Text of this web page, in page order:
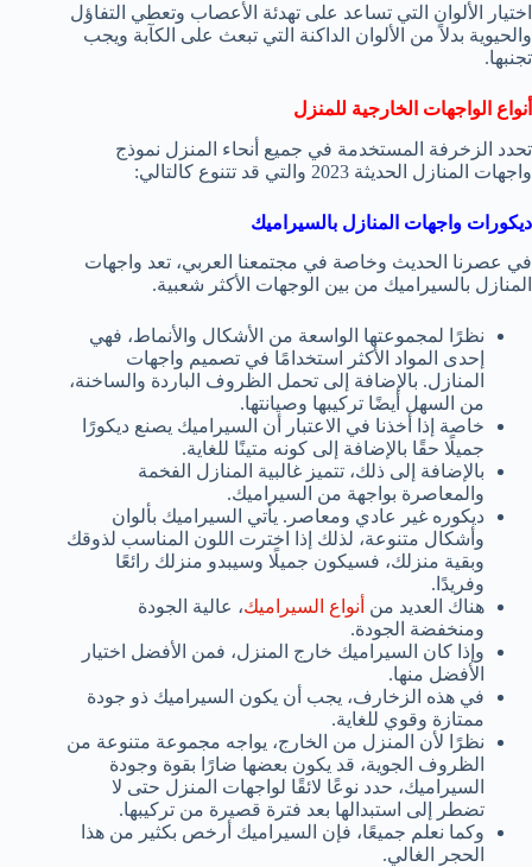
اختيار الألوان التي تساعد على تهدئة الأعصاب وتعطي التفاؤل
والحيوية بدلاً من الألوان الداكنة التي تبعث على الكآبة ويجب
تجنبها.
أنواع الواجهات الخارجية للمنزل
تحدد الزخرفة المستخدمة في جميع أنحاء المنزل نموذج
واجهات المنازل الحديثة 2023 والتي قد تتنوع كالتالي:
ديكورات واجهات المنازل بالسيراميك
في عصرنا الحديث وخاصة في مجتمعنا العربي، تعد واجهات
المنازل بالسيراميك من بين الوجهات الأكثر شعبية.
نظرًا لمجموعتها الواسعة من الأشكال والأنماط، فهي
إحدى المواد الأكثر استخدامًا في تصميم واجهات
المنازل. بالإضافة إلى تحمل الظروف الباردة والساخنة،
من السهل أيضًا تركيبها وصيانتها.
خاصة إذا أخذنا في الاعتبار أن السيراميك يصنع ديكورًا
جميلًا حقًا بالإضافة إلى كونه متينًا للغاية.
بالإضافة إلى ذلك، تتميز غالبية المنازل الفخمة
والمعاصرة بواجهة من السيراميك.
ديكوره غير عادي ومعاصر. يأتي السيراميك بألوان
وأشكال متنوعة، لذلك إذا اخترت اللون المناسب لذوقك
وبقية منزلك، فسيكون جميلًا وسيبدو منزلك رائعًا
وفريدًا.
هناك العديد من أنواع السيراميك، عالية الجودة
ومنخفضة الجودة.
وإذا كان السيراميك خارج المنزل، فمن الأفضل اختيار
الأفضل منها.
في هذه الزخارف، يجب أن يكون السيراميك ذو جودة
ممتازة وقوي للغاية.
نظرًا لأن المنزل من الخارج، يواجه مجموعة متنوعة من
الظروف الجوية، قد يكون بعضها ضارًا بقوة وجودة
السيراميك، حدد نوعًا لائقًا لواجهات المنزل حتى لا
تضطر إلى استبدالها بعد فترة قصيرة من تركيبها.
وكما نعلم جميعًا، فإن السيراميك أرخص بكثير من هذا
الحجر الغالي.